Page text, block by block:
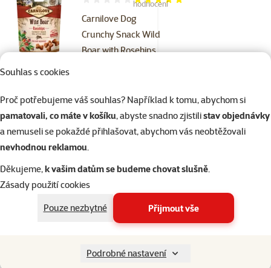
Souhlas s cookies
Proč potřebujeme váš souhlas? Například k tomu, abychom si
pamatovali, co máte v košíku, abyste snadno zjistilistav objednávky
a nemuseli se pokaždé přihlašovat, abychom vás neobtěžovali
nevhodnou reklamou.
Děkujeme,k vašim datům se budeme chovat slušně.
Zásady použití cookies
Pouze nezbytné
Přijmout vše
Podrobné nastavení
Carnilove Dog
Crunchy Snack Wild
Boar with Rosehips
Hodnocení 94%, počet hodnocení: 16
hodnocení
Kupte 4 psí pamlsky a 1 máte
zdarma
Skladem
for dogs Lamb 15g
Hodnocení 97%, počet hodnocení: 23
23×
hodnocení